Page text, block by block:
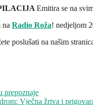
Emitira se na
na Radio Roža! nedjeljom
poslušati na našim
prepoznaje
Vječna žrtva i